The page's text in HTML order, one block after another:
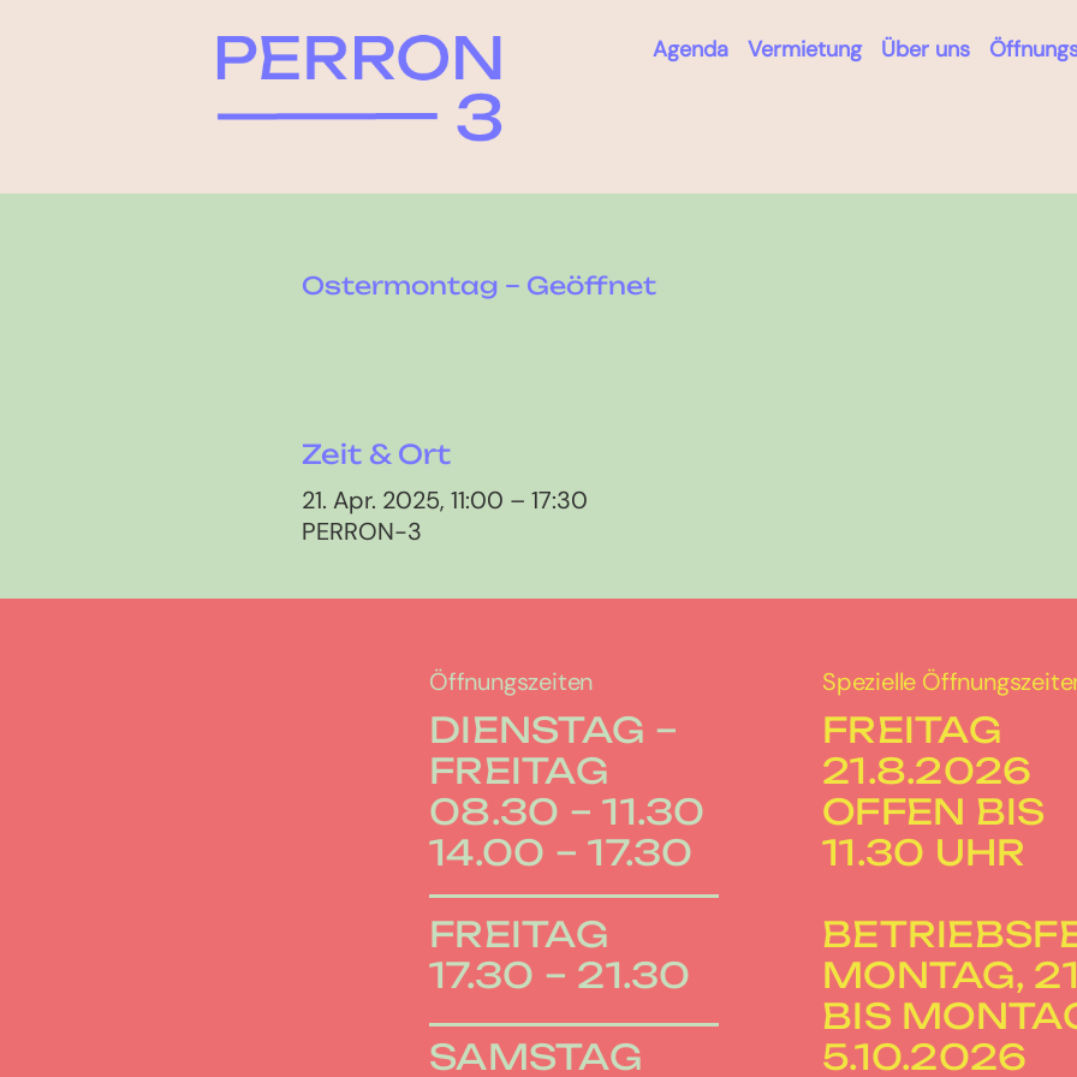
Agenda Vermietung Über uns
Ostermontag – Geöffnet
Zeit & Ort
21. Apr. 2025, 11:00 – 17:30
PERRON-3
Öffnungszeiten Spezielle
DIENSTAG –
FREITAG
08.30 – 11.30
14.00 – 17.30
FREITAG
17.30 – 21.30
SAMSTAG
FREITAG
21.8.2026
OFFEN BIS
11.30 UHR
MONTAG,
BIS
5.10.2026